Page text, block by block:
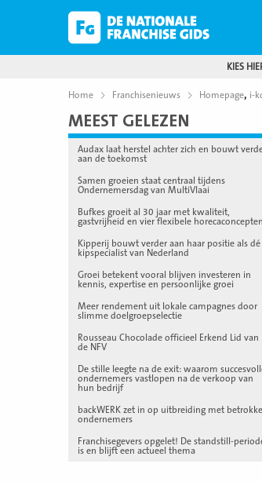
KIES
Home Franchisenieuws Homepage, i-
MEEST GELEZEN
Audax laat herstel achter zich en bouwt
aan de toekomst
Samen groeien staat centraal tijdens
Ondernemersdag van MultiVlaai
Bufkes groeit al 30 jaar met kwaliteit,
gastvrijheid en vier flexibele horecaconcepten
Kipperij bouwt verder aan haar positie als dé
kipspecialist van Nederland
Groei betekent vooral blijven investeren in
kennis, expertise en persoonlijke groei
Meer rendement uit lokale campagnes door
slimme doelgroepselectie
Rousseau Chocolade officieel Erkend Lid van
de NFV
De stille leegte na de exit: waarom
ondernemers vastlopen na de verkoop van
hun bedrijf
backWERK zet in op uitbreiding met
ondernemers
Franchisegevers opgelet! De standstill-
is en blijft een actueel thema